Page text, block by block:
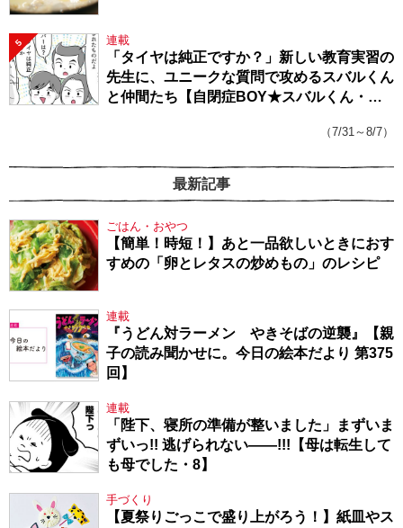
5 連載
「タイヤは純正ですか？」新しい教育実習の
先生に、ユニークな質問で攻めるスバルくん
と仲間たち【自閉症BOY★スバルくん・
（7/31～8/7）
最新記事
ごはん・おやつ
【簡単！時短！】あと一品欲しいときにおす
すめの「卵とレタスの炒めもの」のレシピ
連載
『うどん対ラーメン やきそばの逆襲』【親
子の読み聞かせに。今日の絵本だより 第375
回】
連載
「陛下、寝所の準備が整いました」まずいま
ずいっ!! 逃げられない――!!!【母は転生して
も母でした・8】
手づくり
【夏祭りごっこで盛り上がろう！】紙皿やス